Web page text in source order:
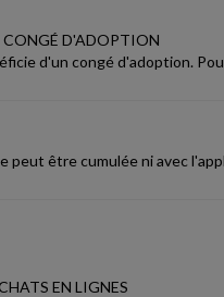
CONGÉ D'ADOPTION
d'un congé d'adoption.
peut être cumulée ni avec
EN LIGNES